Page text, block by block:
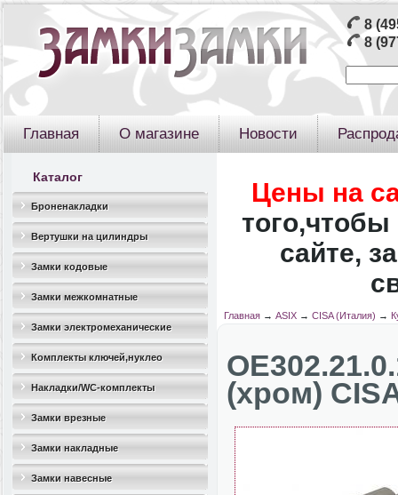
8
8
Главная О магазине Новости
Каталог
Броненакладки
Вертушки на цилиндры
Замки кодовые
Замки межкомнатные
Замки электромеханические
Комплекты ключей,нуклео
Накладки/WC-комплекты
Замки врезные
Замки накладные
Замки навесные
Цены на
того,чтобы
сайте,
Главная→ ASIX→ CISA (Италия) →
(хром)